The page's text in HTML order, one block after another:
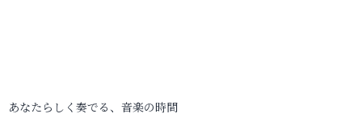
あなたらしく奏でる、音楽の時間